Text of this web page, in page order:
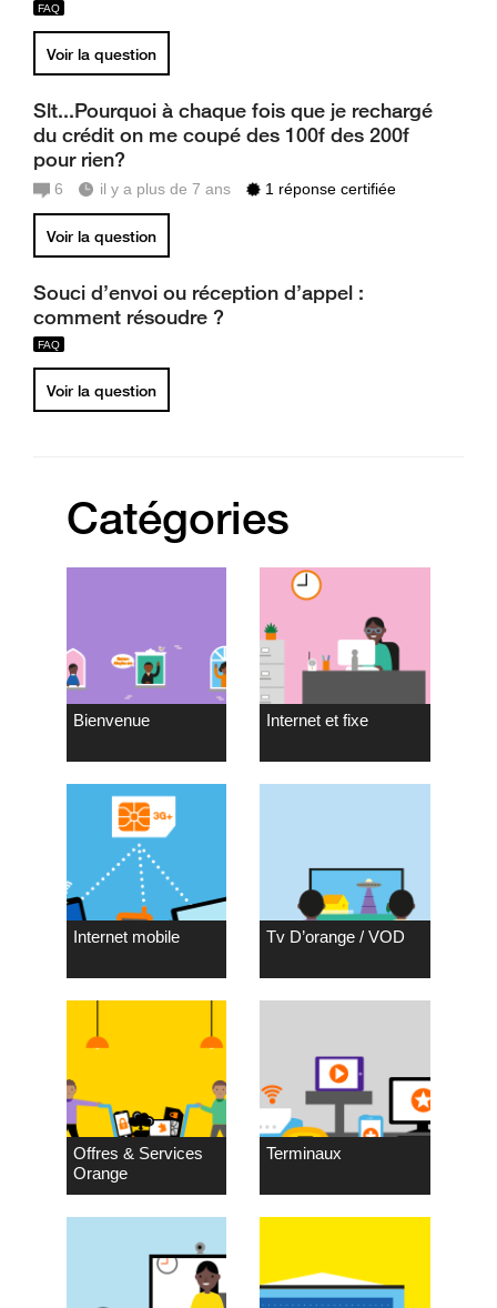
Voir la question
Slt...Pourquoi à chaque fois que je rechargé
du crédit on me coupé des 100f des 200f
pour rien?
6 il y a plus de 7 ans 1 réponse certifiée
Voir la question
Souci d’envoi ou réception d’appel :
comment résoudre ?
Voir la question
Catégories
Bienvenue Internet et fixe
Internet mobile Tv D’orange / VOD
Offres & Services
Orange
Terminaux